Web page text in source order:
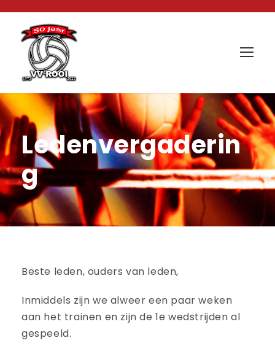
Ledenvergaderin
g
Beste leden, ouders van leden,
Inmiddels zijn we alweer een paar weken
aan het trainen en zijn de 1e wedstrijden al
gespeeld.